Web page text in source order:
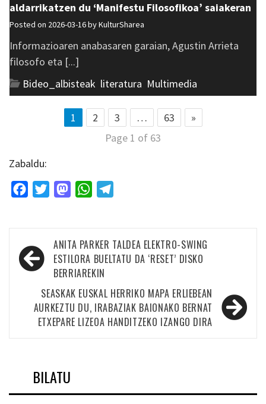
aldarrikatzen du ‘Manifestu Filosofikoa’ saiakeran
Posted on 2026-03-16 byKulturSharea
Informazioaren anabasaren garaian, Agustin Arrieta
filosofo eta [...]
Bideo_albisteak literatura Multimedia
1 2 3 … 63
»
Page 1 of 63
Zabaldu:
FacebookTwitterMastodonWhatsApp
Bidalketetan
zehar
nabigatu
ANITA PARKER TALDEA ELEKTRO-SWING
ESTILORA BUELTATU DA ‘RESET’ DISKO
BERRIAREKIN
SEASKAK EUSKAL HERRIKO MAPA ERLIEBEAN
AURKEZTU DU, IRABAZIAK BAIONAKO BERNAT
ETXEPARE LIZEOA HANDITZEKO IZANGO DIRA
BILATU